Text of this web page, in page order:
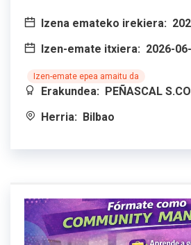
Izena emateko irekiera:
Izen-emate itxiera: 2026-
Izen-emate epea amaitu da
Erakundea: PEÑASCAL
Herria: Bilbao